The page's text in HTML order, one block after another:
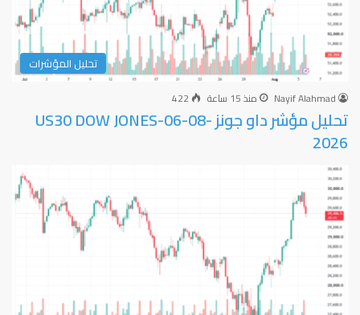
تحليل المؤشرات
Nayif Alahmad منذ 15 ساعة 422
تحليل مؤشر داو جونز US30 DOW JONES-06-08-
2026